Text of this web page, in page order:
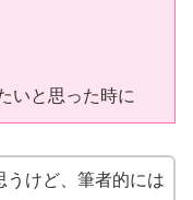
いと思った時に
うけど、筆者的には